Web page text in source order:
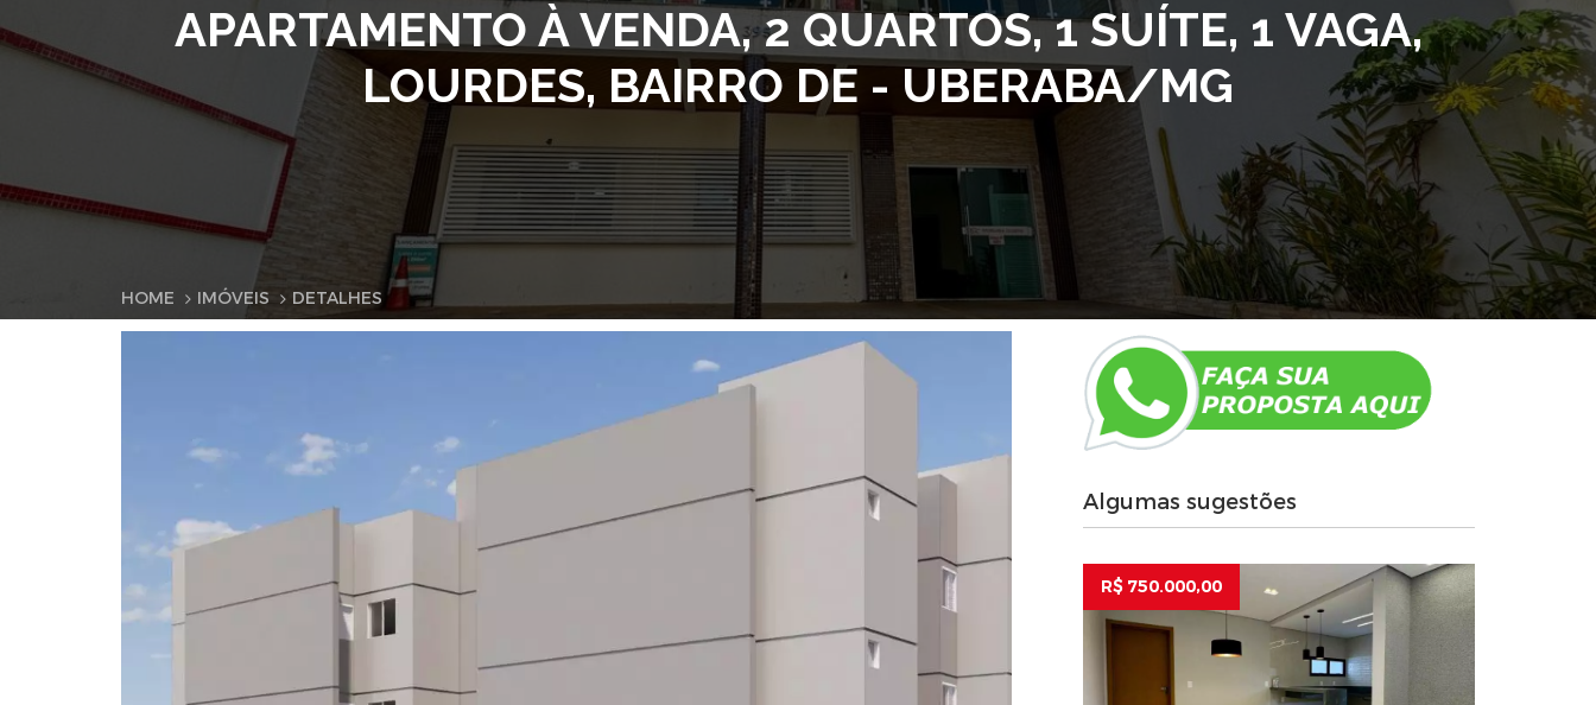
APARTAMENTO À VENDA, 2 QUARTOS, 1 SUÍTE, 1 VAGA,
LOURDES, BAIRRO DE - UBERABA/MG
HOME IMÓVEIS DETALHES
Algumas sugestões
R$ 750.000,00